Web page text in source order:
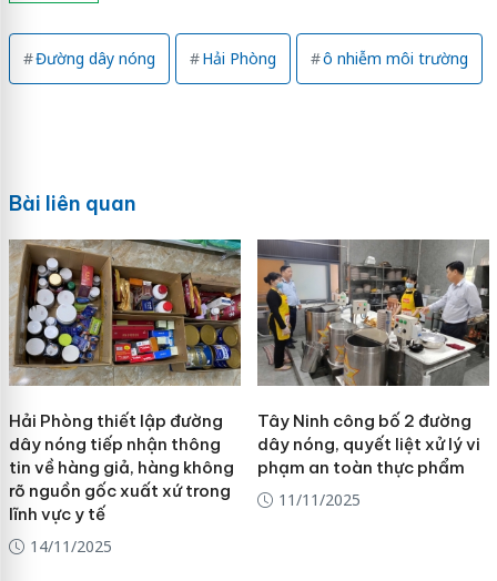
Đường dây nóng Hải Phòng ô nhiễm môi trường
Bài liên quan
Hải Phòng thiết lập đường
dây nóng tiếp nhận thông
tin về hàng giả, hàng không
rõ nguồn gốc xuất xứ trong
lĩnh vực y tế
14/11/2025
Tây Ninh công bố 2 đường
dây nóng, quyết liệt xử lý vi
phạm an toàn thực phẩm
11/11/2025